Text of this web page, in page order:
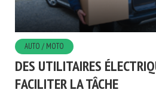
AUTO / MOTO
DES UTILITAIRES
FACILITER LA TÂCHE